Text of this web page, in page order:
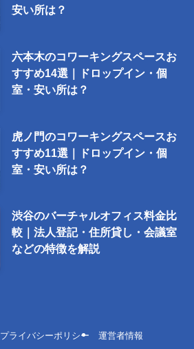
安い所は？
六本木のコワーキングスペースお
すすめ14選｜ドロップイン・個
室・安い所は？
虎ノ門のコワーキングスペースお
すすめ11選｜ドロップイン・個
室・安い所は？
渋谷のバーチャルオフィス料金比
較｜法人登記・住所貸し・会議室
などの特徴を解説
プライバシーポリシー 運営者情報